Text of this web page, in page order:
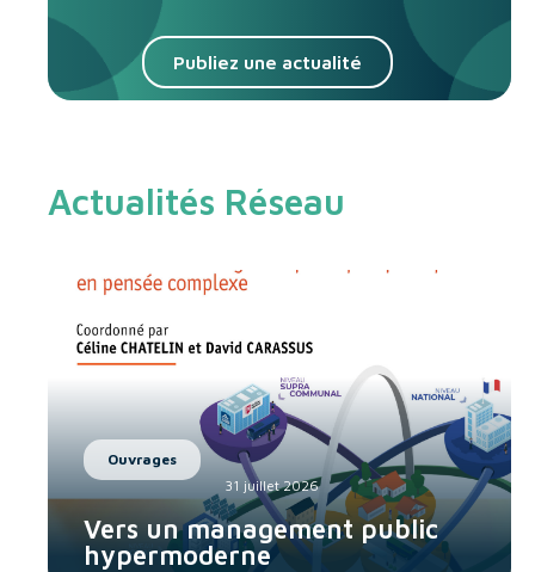
Publiez une actualité
Actualités Réseau
Ouvrages
31 juillet 2026
Vers un management public
hypermoderne